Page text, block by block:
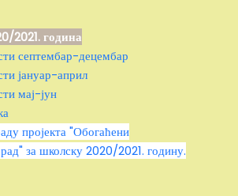
2021. година
септембар-децембар
јануар-април
мај-јун
пројекта "Обогаћени
за школску 2020/2021. годину.